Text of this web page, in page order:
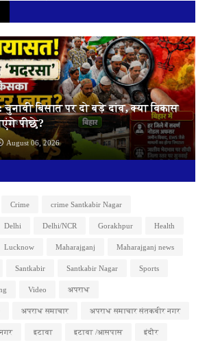
बिसात पर दो बड़े दांव, क्या विकास
पीछे?
August 06, 2026
Crime crime Santkabir Nagar
Delhi Delhi/NCR Gorakhpur Health
Lucknow Maharajganj Maharajganj news
Santkabir Santkabir Nagar Sports
Video अपराध
अपराध समाचार अपराध समाचार संतकबीर नगर
इटावा इटावा /आसपास इंदौर